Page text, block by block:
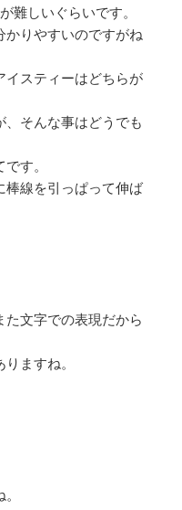
難しいぐらいです。
かりやすいのですがね
イスティーはどちらが
そんな事はどうでも
す。
棒線を引っぱって伸ば
た文字での表現だから
ますね。